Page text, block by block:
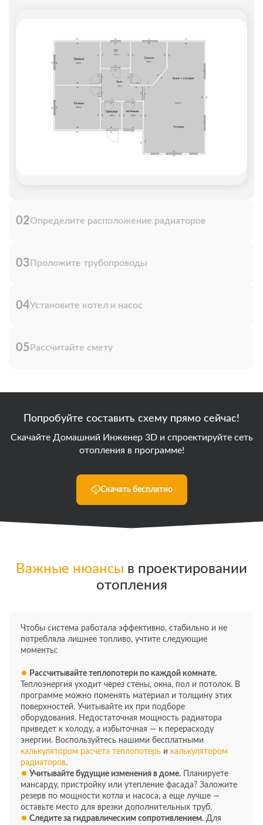
02Определите расположение радиаторов
03Проложите трубопроводы
04Установите котел и насос
05Рассчитайте смету
Попробуйте составить схему прямо сейчас!
Скачайте Домашний Инженер 3D и спроектируйте сеть
отопления в программе!
Скачать бесплатно
Важные нюансы в проектировании
отопления
Чтобы система работала эффективно, стабильно и не
потребляла лишнее топливо, учтите следующие
моменты:
Рассчитывайте теплопотери по каждой комнате.
Теплоэнергия уходит через стены, окна, пол и потолок. В
программе можно поменять материал и толщину этих
поверхностей. Учитывайте их при подборе
оборудования. Недостаточная мощность радиатора
приведет к холоду, а избыточная — к перерасходу
энергии. Воспользуйтесь нашими бесплатными
калькулятором расчета теплопотерь и калькулятором
радиаторов.
Учитывайте будущие изменения в доме. Планируете
мансарду, пристройку или утепление фасада? Заложите
резерв по мощности котла и насоса, а еще лучше —
оставьте место для врезки дополнительных труб.
Следите за гидравлическим сопротивлением. Для